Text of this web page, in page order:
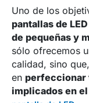
Uno de los
pantallas de
de pequeñas y
sólo ofrecemos
calidad, sino
en perfeccionar
implicados en